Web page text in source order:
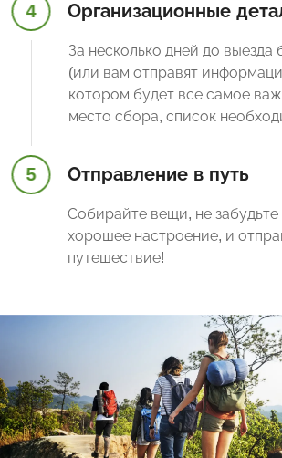
4 Организационные
За несколько дней до выезда
(или вам отправят
котором будет все самое
место сбора, список
5 Отправление в путь
Собирайте вещи, не
хорошее настроение, и
путешествие!